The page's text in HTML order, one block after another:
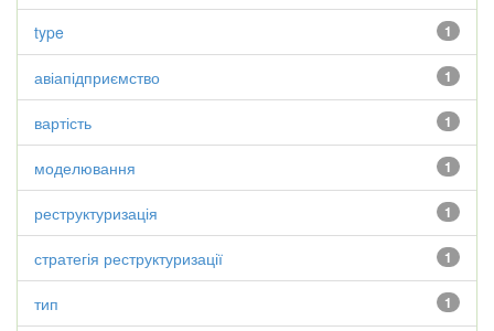
1
type
1
авіапідприємство
1
вартість
1
моделювання
1
реструктуризація
1
стратегія реструктуризації
1
тип